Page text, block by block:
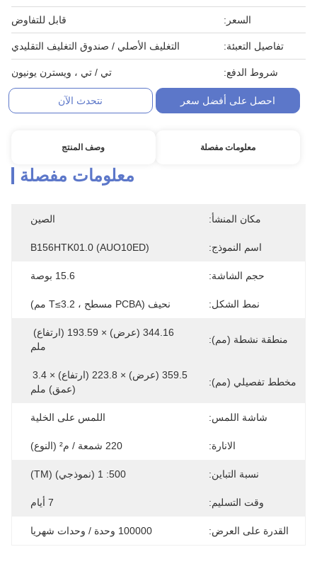
السعر: قابل للتفاوض
تفاصيل التعبئة: التغليف الأصلي / صندوق التغليف التقليدي
شروط الدفع: تي / تي ، ويسترن يونيون
احصل على أفضل سعر نتحدث الآن
معلومات مفصلة وصف المنتج
معلومات مفصلة
مكان المنشأ: الصين
اسم النموذج: B156HTK01.0 (AUO10ED)
حجم الشاشة: 15.6 بوصة
نمط الشكل: نحيف (PCBA مسطح ، T≤3.2 مم)
منطقة نشطة (مم):
ملم
مخطط تفصيلي (مم):
(عمق) ملم
شاشة اللمس: اللمس على الخلية
الانارة: 220 شمعة / م² (النوع)
نسبة التباين: 500: 1 (نموذجي) (TM)
وقت التسليم: 7 أيام
القدرة على العرض: 100000 وحدة / وحدات شهريا